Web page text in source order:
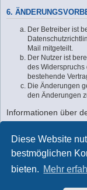
Diese Website
bestmöglichen
bieten. Mehr
6.
Der Betreiber ist
Mail mitgeteilt.
Der Nutzer ist
des
bestehende
Die Änderungen
den Änderungen
Informationen über
sind in der
Zurück zur